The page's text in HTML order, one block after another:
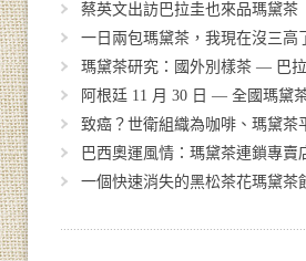
蔡英文出訪巴拉圭也來品瑪黛茶
一日兩包瑪黛茶，我現在沒三高
瑪黛茶研究：國外別樣茶 — 巴
阿根廷 11 月 30 日 — 全國瑪黛
致癌？世衛組織為咖啡、瑪黛茶
巴西奧運風情：瑪黛茶連鎖專賣
一個快速消失的黑松茶花瑪黛茶